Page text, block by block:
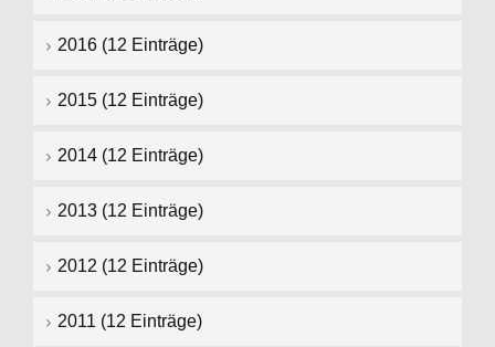
2016 (12 Einträge)
2015 (12 Einträge)
2014 (12 Einträge)
2013 (12 Einträge)
2012 (12 Einträge)
2011 (12 Einträge)